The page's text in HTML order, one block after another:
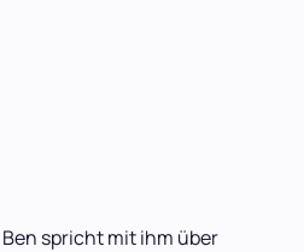
spricht mit ihm über